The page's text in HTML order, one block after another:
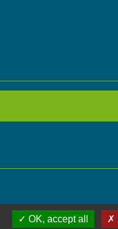
OK, accept all